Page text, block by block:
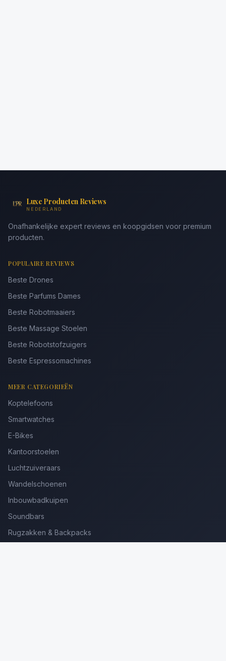
Luxe Producten Reviews
NEDERLAND
Onafhankelijke expert reviews en koopgidsen voor premium
producten.
POPULAIRE REVIEWS
Beste Drones
Beste Parfums Dames
Beste Robotmaaiers
Beste Massage Stoelen
Beste Robotstofzuigers
Beste Espressomachines
MEER CATEGORIEËN
Koptelefoons
Smartwatches
E-Bikes
Kantoorstoelen
Luchtzuiveraars
Wandelschoenen
Inbouwbadkuipen
Soundbars
Rugzakken & Backpacks